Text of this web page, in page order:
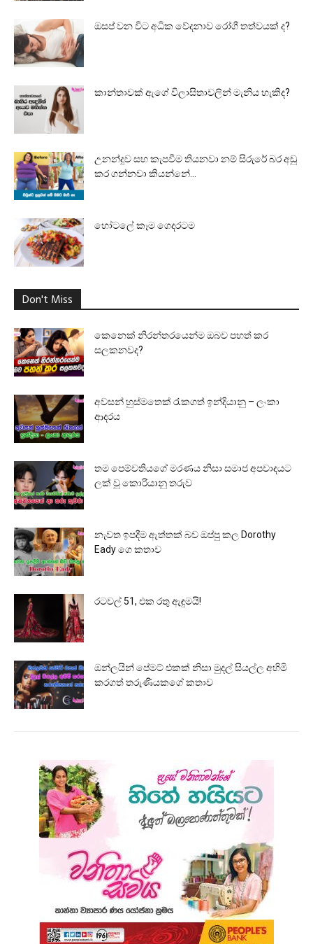
ඔසප් වන විට අධික වේදනාව රෝගී තත්වයක් ද?
කාන්තාවක් ඇගේ විලාසිතාවලින් මැනිය හැකිද?
උනන්දුව සහ කැපවීම තියනවා නම් සිරුරේ බර අඩු
කර ගන්නවා කියන්නේ...
හෝටලේ කෑම ගෙදරටම
Don't Miss
කෙනෙක් නිරන්තරයෙන්ම ඔබව පහත් කර
සලකනවද?
අවසන් හුස්මතෙක් රැකගත් ඉන්දියානු – ලංකා
ආදරය
තම පෙම්වතියගේ මරණය නිසා සමාජ අපවාදයට
ලක් වූ කොරියානු තරුව
නැවත ඉපදීම ඇත්තක් බව ඔප්පු කල Dorothy
Eady ගෙ කතාව
රටවල් 51, එක රතු ඇඳුමයි!
ඔන්ලයින් පේමට් එකක් නිසා මුදල් සියල්ල අහිමි
කරගත් තරුණියකගේ කතාව